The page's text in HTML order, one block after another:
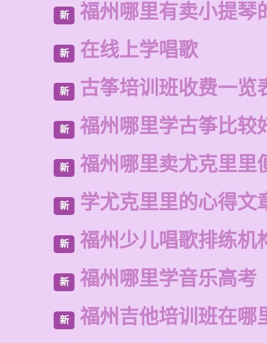
新 福州哪里有卖小提琴
新 在线上学唱歌
新 古筝培训班收费一览
新 福州哪里学古筝比较
新 福州哪里卖尤克里里
新 学尤克里里的心得文
新 福州少儿唱歌排练机
新 福州哪里学音乐高考
新 福州吉他培训班在哪